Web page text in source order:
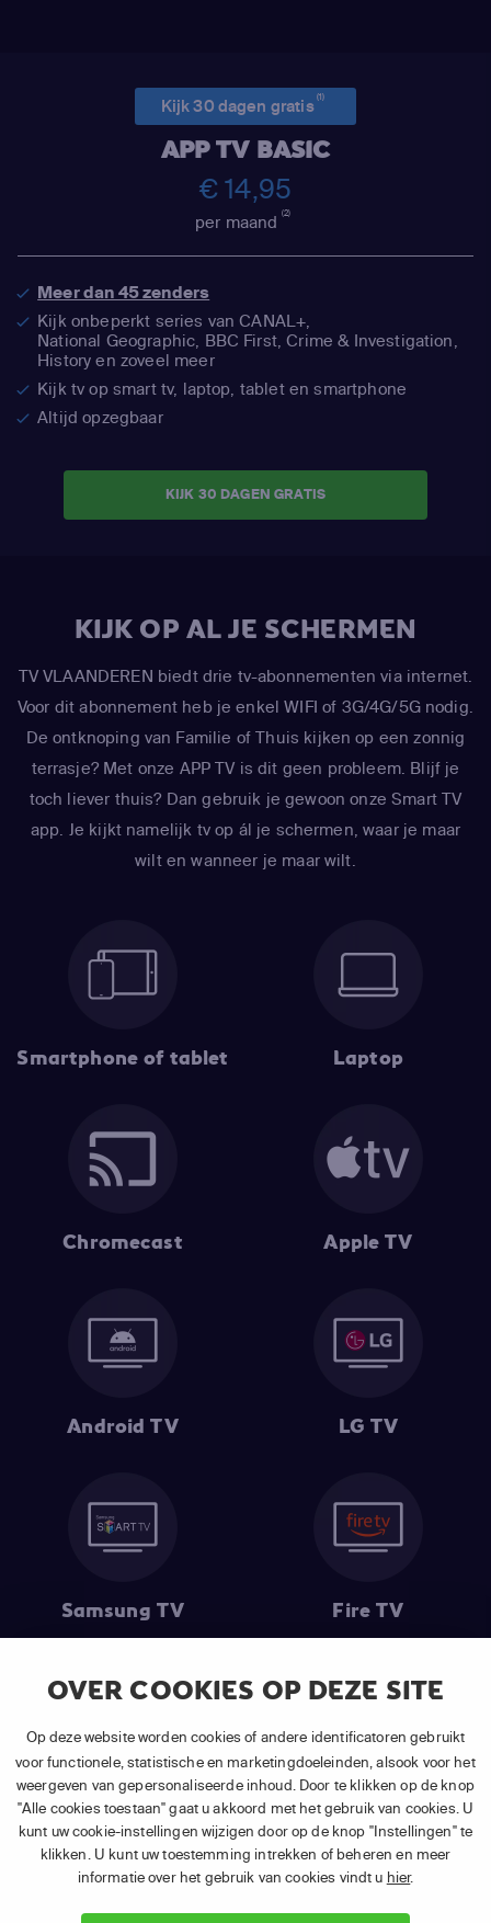
OVER COOKIES OP DEZE SITE
Op deze website worden cookies of andere identificatoren gebruikt
voor functionele, statistische en marketingdoeleinden, alsook voor het
weergeven van gepersonaliseerde inhoud. Door te klikken op de knop
"Alle cookies toestaan" gaat u akkoord met het gebruik van cookies. U
kunt uw cookie-instellingen wijzigen door op de knop "Instellingen" te
klikken. U kunt uw toestemming intrekken of beheren en meer
informatie over het gebruik van cookies vindt u hier.
Kijk 30 dagen gratis(1)
APP TV BASIC
€ 14,95
per maand(2)
Meer dan 45 zenders
Kijk onbeperkt series van CANAL+,
National Geographic, BBC First, Crime & Investigation,
History en zoveel meer
Kijk tv op smart tv, laptop, tablet en smartphone
Altijd opzegbaar
KIJK 30 DAGEN GRATIS
KIJK OP AL JE SCHERMEN
TV VLAANDEREN biedt drie tv-abonnementen via internet.
Voor dit abonnement heb je enkel WIFI of 3G/4G/5G nodig.
De ontknoping van Familie of Thuis kijken op een zonnig
terrasje? Met onze APP TV is dit geen probleem. Blijf je
toch liever thuis? Dan gebruik je gewoon onze Smart TV
app. Je kijkt namelijk tv op ál je schermen, waar je maar
wilt en wanneer je maar wilt.
Smartphone of tablet Laptop
Chromecast Apple TV
Android TV LG TV
Samsung TV Fire TV
(1) De eerste 30 dagen gratis: Geldig op alle nieuwe abonnementen
van APP TV Light, Basic of Plus.
(2) Prijs abonnement : Incl. BTW.
(3) Restart & Replayis beschikbaar voorvolgende zendersafhankelijk
van je gekozen pakket.